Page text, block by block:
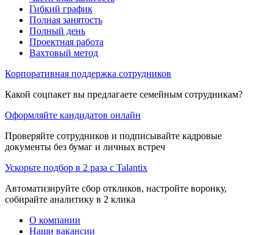
Гибкий график
Полная занятость
Полный день
Проектная работа
Вахтовый метод
Корпоративная поддержка сотрудников
Какой соцпакет вы предлагаете семейным сотрудникам?
Оформляйте кандидатов онлайн
Проверяйте сотрудников и подписывайте кадровые
документы без бумаг и личных встреч
Ускорьте подбор в 2 раза с Talantix
Автоматизируйте сбор откликов, настройте воронку,
собирайте аналитику в 2 клика
О компании
Наши вакансии